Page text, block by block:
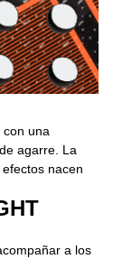
una
agarre. La
nacen
a los